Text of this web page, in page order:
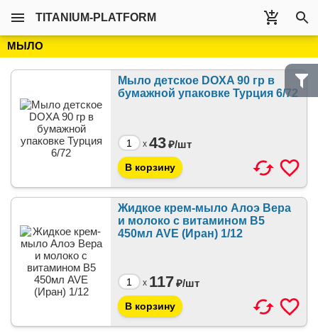
TITANIUM-PLATFORM
МЫЛО
Мыло детское DOXA 90 гр в
бумажной упаковке Турция 6/72
x 43₽/шт
Жидкое крем-мыло Алоэ Вера
и молоко с витамином B5
450мл AVE (Иран) 1/12
x 117₽/шт